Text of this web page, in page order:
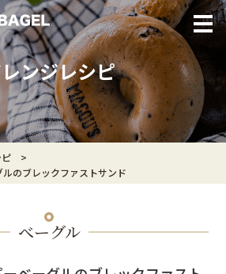
ンジレシピ
のブレックファストサンド
べーグル